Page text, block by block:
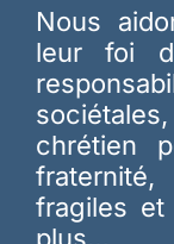
Nous
leur foi
chrétien
fragiles et
plus…